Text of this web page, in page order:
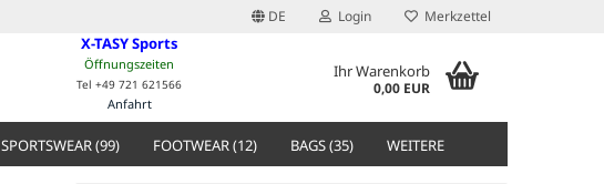
DE Login Merkzettel
X-TASY Sports
Öffnungszeiten
Tel +49 721 621566
Anfahrt
Ihr Warenkorb
0,00 EUR
SPORTSWEAR (99) FOOTWEAR (12) BAGS (35) WEITERE